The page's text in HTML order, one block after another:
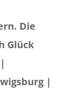
Die
Glück
|